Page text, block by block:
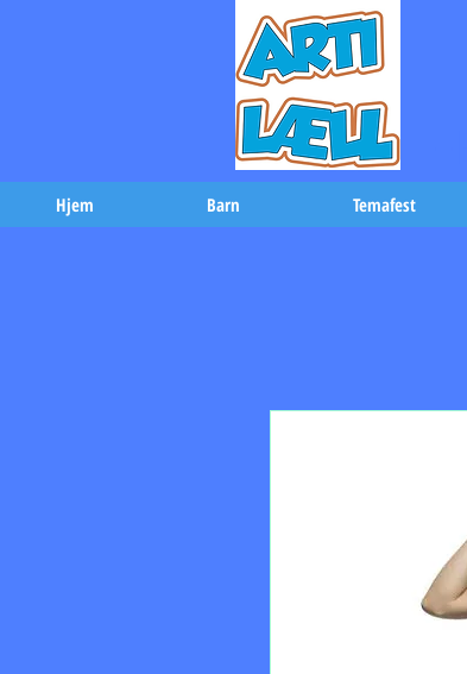
Hjem Barn Temafest